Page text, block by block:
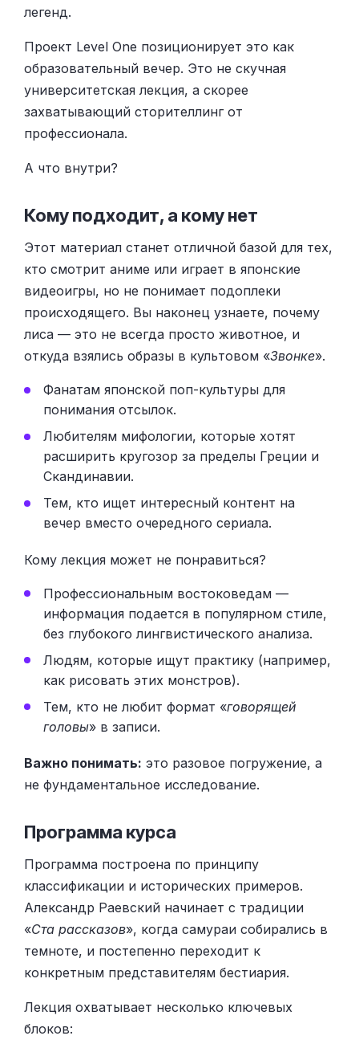
легенд.
Проект Level One позиционирует это как
образовательный вечер. Это не скучная
университетская лекция, а скорее
захватывающий сторителлинг от
профессионала.
А что внутри?
Кому подходит, а кому нет
Этот материал станет отличной базой для тех,
кто смотрит аниме или играет в японские
видеоигры, но не понимает подоплеки
происходящего. Вы наконец узнаете, почему
лиса — это не всегда просто животное, и
откуда взялись образы в культовом «Звонке».
Фанатам японской поп-культуры для
понимания отсылок.
Любителям мифологии, которые хотят
расширить кругозор за пределы Греции и
Скандинавии.
Тем, кто ищет интересный контент на
вечер вместо очередного сериала.
Кому лекция может не понравиться?
Профессиональным востоковедам —
информация подается в популярном стиле,
без глубокого лингвистического анализа.
Людям, которые ищут практику (например,
как рисовать этих монстров).
Тем, кто не любит формат «говорящей
головы» в записи.
Важно понимать: это разовое погружение, а
не фундаментальное исследование.
Программа курса
Программа построена по принципу
классификации и исторических примеров.
Александр Раевский начинает с традиции
«Ста рассказов», когда самураи собирались в
темноте, и постепенно переходит к
конкретным представителям бестиария.
Лекция охватывает несколько ключевых
блоков: